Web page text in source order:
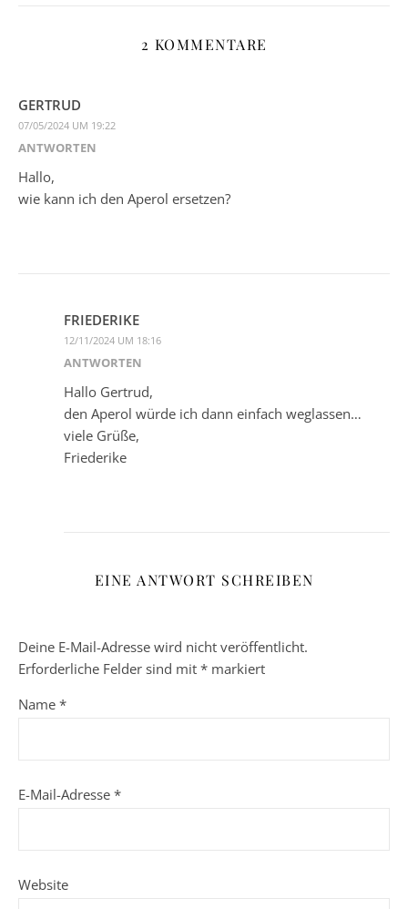
2 KOMMENTARE
GERTRUD
07/05/2024 UM 19:22
ANTWORTEN
Hallo,
wie kann ich den Aperol ersetzen?
FRIEDERIKE
12/11/2024 UM 18:16
ANTWORTEN
Hallo Gertrud,
den Aperol würde ich dann einfach weglassen…
viele Grüße,
Friederike
EINE ANTWORT SCHREIBEN
Deine E-Mail-Adresse wird nicht veröffentlicht.
Erforderliche Felder sind mit * markiert
Name *
E-Mail-Adresse *
Website